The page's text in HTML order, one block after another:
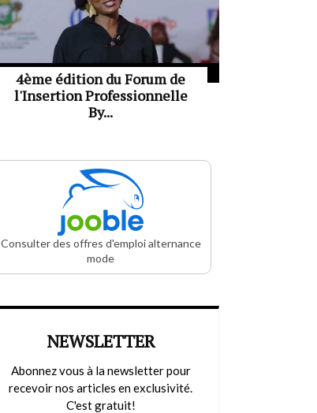
4ème édition du Forum de
l'Insertion Professionnelle
By...
Consulter des offres d'emploi alternance
mode
NEWSLETTER
Abonnez vous à la newsletter pour
recevoir nos articles en exclusivité.
C'est gratuit!